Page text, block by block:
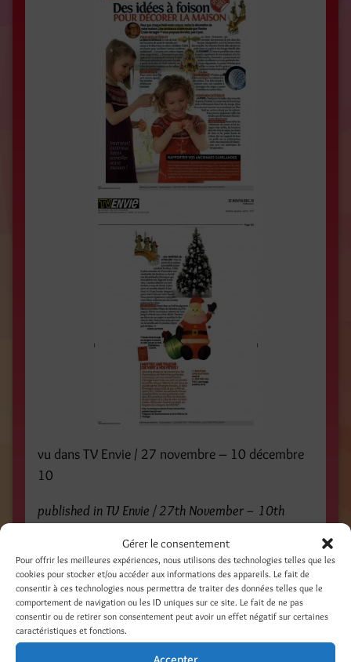
Gérer le consentement
Pour offrir les meilleures expériences, nous utilisons des technologies telles que les
cookies pour stocker et/ou accéder aux informations des appareils. Le fait de
consentir à ces technologies nous permettra de traiter des données telles que le
comportement de navigation ou les ID uniques sur ce site. Le fait de ne pas
consentir ou de retirer son consentement peut avoir un effet négatif sur certaines
caractéristiques et fonctions.
vu dans TV Envie / 27 novembre – 10 décembre
10
published in TV Envie / 27th November – 10th
Partager :
Facebook
Threads
LinkedIn